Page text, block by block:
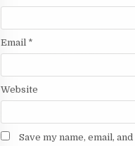
Email *
Website
Save my name, email,